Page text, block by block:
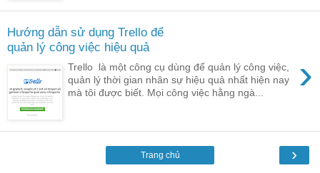
Hướng dẫn sử dụng Trello để
quản lý công việc hiệu quả
›
Trello là một công cụ dùng để quản lý công việc,
quản lý thời gian nhân sự hiệu quả nhất hiện nay
mà tôi được biết. Mọi công việc hằng ngà...
›
Trang chủ